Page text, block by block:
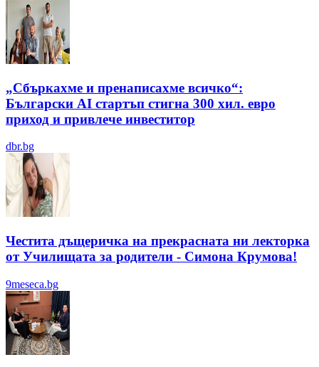
„Сбъркахме и пренаписахме всичко“:
Български AI стартъп стигна 300 хил. евро
приход и привлече инвеститор
dbr.bg
Честита дъщеричка на прекрасната ни лекторка
от Училищата за родители - Симона Крумова!
9meseca.bg